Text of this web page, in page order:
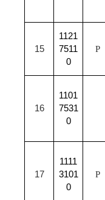
15
1121
7511
0
P
16
1101
7531
0
17
1111
3101
0
P